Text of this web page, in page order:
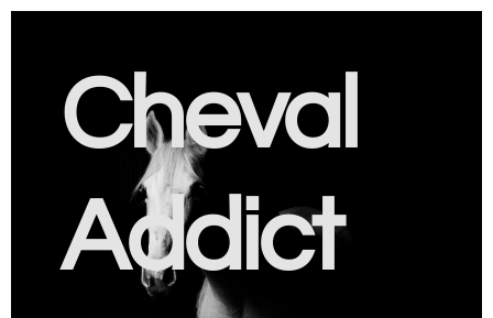
Cheval
Addict